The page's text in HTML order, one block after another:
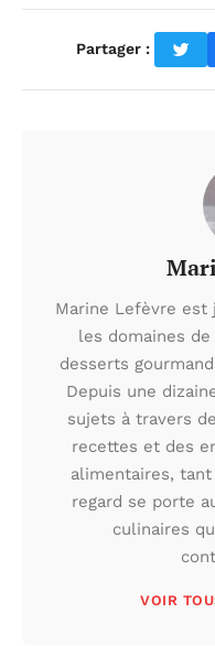
Partager :
Marine Lefèvre est
les domaines
desserts
Depuis une
sujets à travers
recettes et des
alimentaires,
regard se porte
culinaires
VOIR